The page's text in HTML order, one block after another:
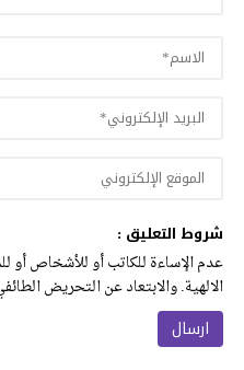
شروط التعليق :
عدم الإساءة للكاتب أو للأشخاص أو
الالهية. والابتعاد عن التحريض